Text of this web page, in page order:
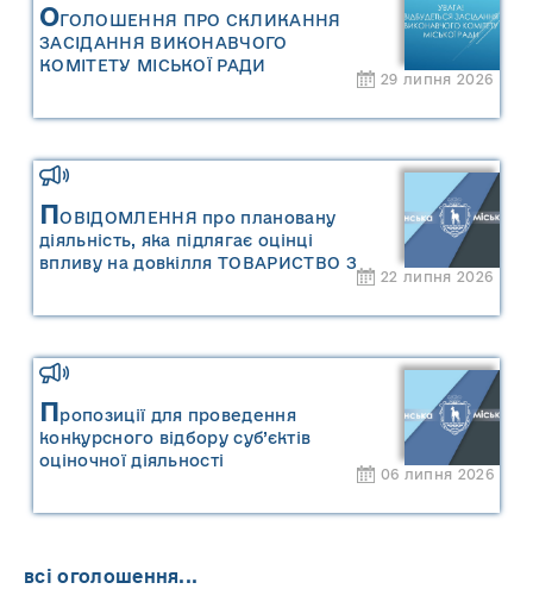
ОГОЛОШЕННЯ ПРО СКЛИКАННЯ
ЗАСІДАННЯ ВИКОНАВЧОГО
КОМІТЕТУ МІСЬКОЇ РАДИ
29 липня 2026
ПОВІДОМЛЕННЯ про плановану
діяльність, яка підлягає оцінці
впливу на довкілля ТОВАРИСТВО З
22 липня 2026
Пропозиції для проведення
конкурсного відбору суб’єктів
оціночної діяльності
06 липня 2026
всі оголошення...